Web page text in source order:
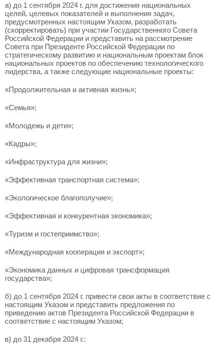
а) до 1 сентября 2024 г. для достижения национальных
целей, целевых показателей и выполнения задач,
предусмотренных настоящим Указом, разработать
(скорректировать) при участии Государственного Совета
Российской Федерации и представить на рассмотрение
Совета при Президенте Российской Федерации по
стратегическому развитию и национальным проектам блок
национальных проектов по обеспечению технологического
лидерства, а также следующие национальные проекты:
«Продолжительная и активная жизнь»;
«Семья»;
«Молодежь и дети»;
«Кадры»;
«Инфраструктура для жизни»;
«Эффективная транспортная система»;
«Экологическое благополучие»;
«Эффективная и конкурентная экономика»;
«Туризм и гостеприимство»;
«Международная кооперация и экспорт»;
«Экономика данных и цифровая трансформация
государства»;
б) до 1 сентября 2024 г. привести свои акты в соответствие с
настоящим Указом и представить предложения по
приведению актов Президента Российской Федерации в
соответствие с настоящим Указом;
в) до 31 декабря 2024 г.: